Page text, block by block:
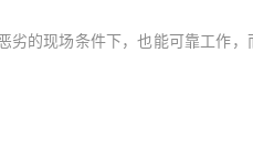
劣的现场条件下，也能可靠工作，